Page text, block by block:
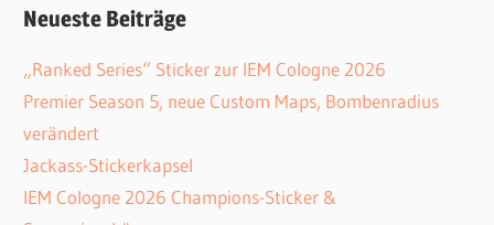
Neueste Beiträge
„Ranked Series“ Sticker zur IEM Cologne 2026
Premier Season 5, neue Custom Maps, Bombenradius
verändert
Jackass-Stickerkapsel
IEM Cologne 2026 Champions-Sticker &